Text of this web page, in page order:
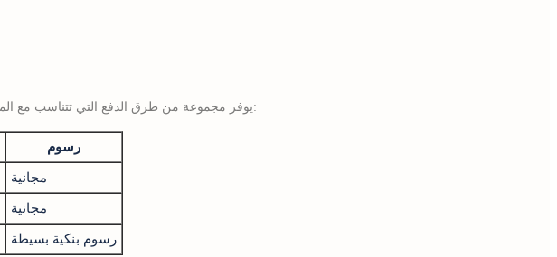
من أهم عوامل اختيار أي كازينو هو سهولة إيداع وسحب الأموال. 8 starz يوفر مجموعة من طرق الدفع التي تتناسب مع المستخدم المصري:
رسوم
مجانية
مجانية
رسوم بنكية بسيطة